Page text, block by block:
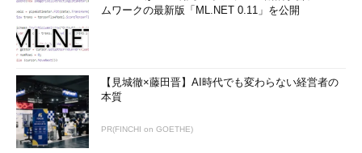
（現在利用できるブロックデバイスをツリー状に表示する）
（ 画面1）
lsblk /dev/sda
（/dev/sdaだけを表示する）
ムワークの最新版「ML.NET 0.11」を公開
【見城徹×藤田晋】AI時代でも変わらない経営者の
本質
PR(FINCHI on GOETHE)